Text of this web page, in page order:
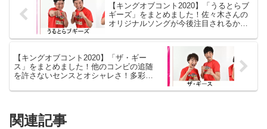
【キングオブコント2020】「うるとらブ
ギーズ」をまとめました！佐々木さんの
オリジナルソングが今後注目されるか
バレ評価評判伏線あらすじ原作キャスト
【キングオブコント2020】「ザ・ギー
ス」をまとめました！他のコンビの追随
を許さないセンスとオシャレさ！多彩な
関連記事